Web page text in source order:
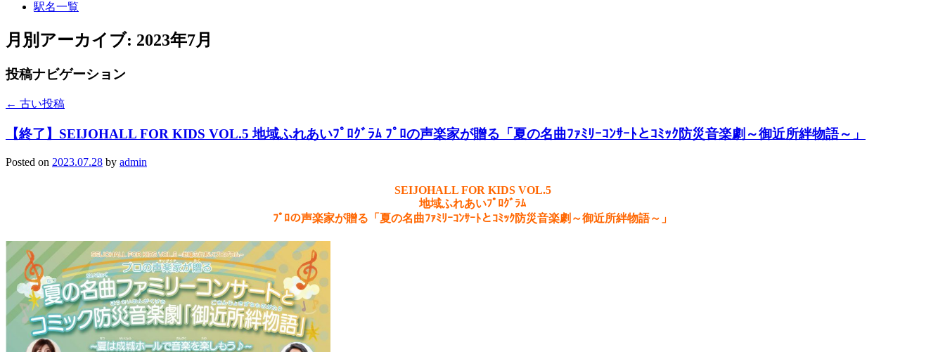
駅名一覧
月別アーカイブ: 2023年7月
投稿ナビゲーション
← 古い投稿
【終了】SEIJOHALL FOR KIDS VOL.5 地域ふれあいﾌﾟﾛｸﾞﾗﾑ ﾌﾟﾛの声楽家が贈る「夏の名曲ﾌｧﾐﾘｰｺﾝｻｰﾄとｺﾐｯｸ防災音楽劇～御近所絆物語～」
Posted on 2023.07.28 by admin
SEIJOHALL FOR KIDS VOL.5
地域ふれあいﾌﾟﾛｸﾞﾗﾑ
ﾌﾟﾛの声楽家が贈る「夏の名曲ﾌｧﾐﾘｰｺﾝｻｰﾄとｺﾐｯｸ防災音楽劇～御近所絆物語～」